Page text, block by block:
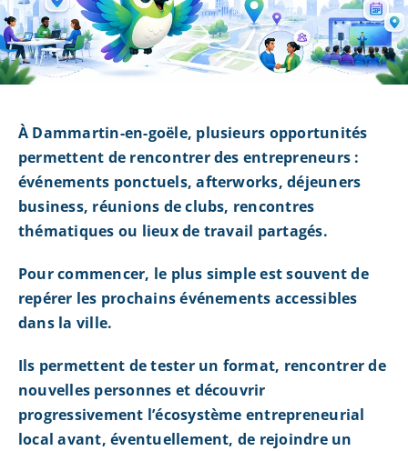
À Dammartin-en-goële, plusieurs opportunités
permettent de rencontrer des entrepreneurs :
événements ponctuels, afterworks, déjeuners
business, réunions de clubs, rencontres
thématiques ou lieux de travail partagés.
Pour commencer, le plus simple est souvent de
repérer les prochains événements accessibles
dans la ville.
Ils permettent de tester un format, rencontrer de
nouvelles personnes et découvrir
progressivement l’écosystème entrepreneurial
local avant, éventuellement, de rejoindre un